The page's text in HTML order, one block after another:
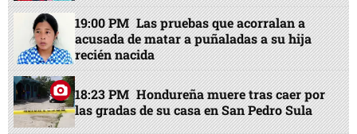
19:00 PM Las pruebas que acorralan a
acusada de matar a puñaladas a su hija
recién nacida
18:23 PM Hondureña muere tras caer por
las gradas de su casa en San Pedro Sula